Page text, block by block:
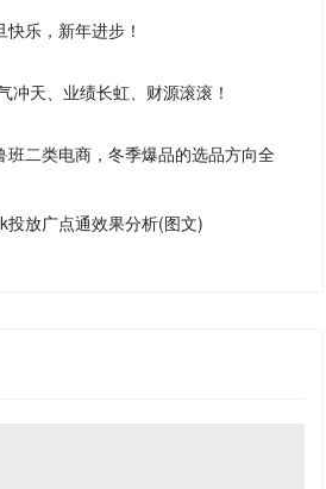
乐，新年进步！
冲天、业绩长虹、财源滚滚！
班二类电商，冬季爆品的选品方向全
投放广点通效果分析(图文)